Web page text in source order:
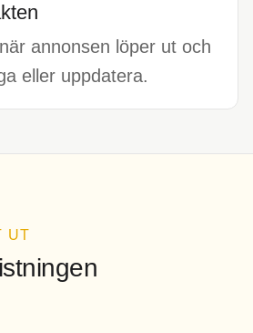
annonsen löper ut och
eller uppdatera.
UT